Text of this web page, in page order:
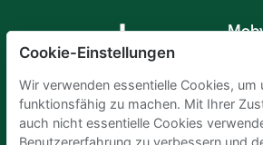
Cookie-Einstellungen
Wir verwenden essentielle Cookies, um
funktionsfähig zu machen. Mit Ihrer
auch nicht essentielle Cookies